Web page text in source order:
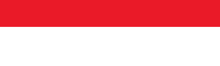
Descarga la APP